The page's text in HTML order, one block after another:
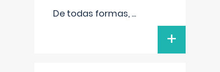
De todas formas, ...
+